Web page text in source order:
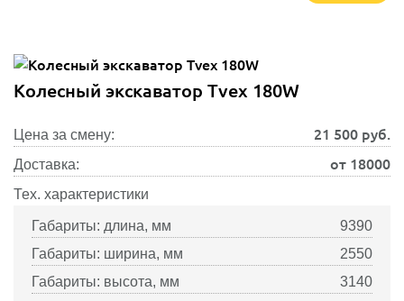
Колесный экскаватор Tvex 180W
Цена за смену: 21 500 руб.
Доставка: от 18000
Тех. характеристики
Габариты: длина, мм
9390
Габариты: ширина, мм
2550
Габариты: высота, мм
3140